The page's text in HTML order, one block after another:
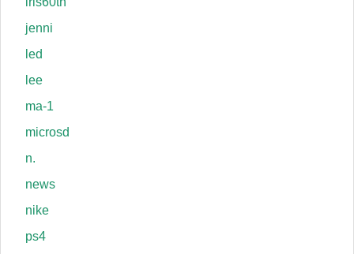
jenni
led
lee
ma-1
microsd
n.
news
nike
ps4